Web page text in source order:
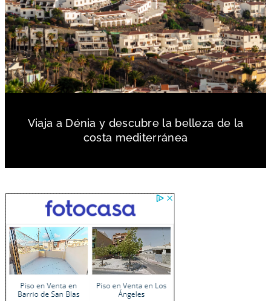
Viaja a Dénia y descubre la belleza de la
costa mediterránea